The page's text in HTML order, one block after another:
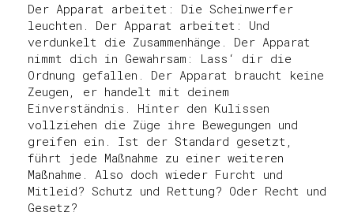
Der Apparat arbeitet: Die Scheinwerfer
leuchten. Der Apparat arbeitet: Und
verdunkelt die Zusammenhänge. Der Apparat
nimmt dich in Gewahrsam: Lass‘ dir die
Ordnung gefallen. Der Apparat braucht keine
Zeugen, er handelt mit deinem
Einverständnis. Hinter den Kulissen
vollziehen die Züge ihre Bewegungen und
greifen ein. Ist der Standard gesetzt,
führt jede Maßnahme zu einer weiteren
Maßnahme. Also doch wieder Furcht und
Mitleid? Schutz und Rettung? Oder Recht und
Gesetz?